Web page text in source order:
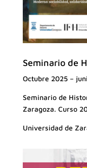
Seminario de
Octubre 2025 –
Seminario de
Zaragoza. Curso
Universidad de